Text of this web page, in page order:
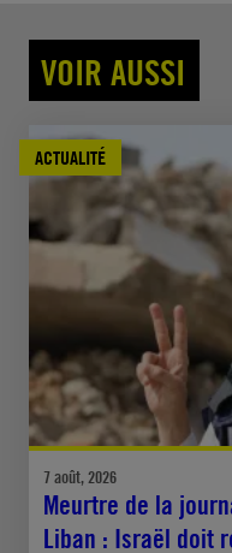
VOIR AUSSI
ACTUALITÉ
7 août, 2026
Meurtre de la
Liban : Israël doit